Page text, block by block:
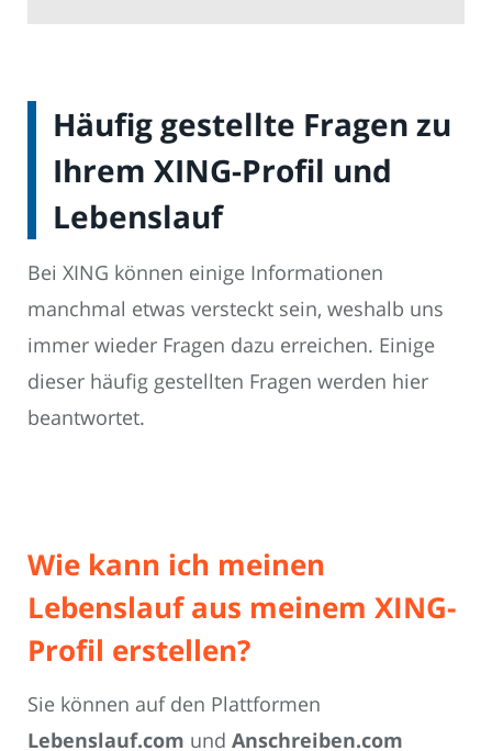
Häufig gestellte Fragen zu
Ihrem XING-Profil und
Lebenslauf
Bei XING können einige Informationen
manchmal etwas versteckt sein, weshalb uns
immer wieder Fragen dazu erreichen. Einige
dieser häufig gestellten Fragen werden hier
beantwortet.
Wie kann ich meinen
Lebenslauf aus meinem XING-
Profil erstellen?
Sie können auf den Plattformen
Lebenslauf.com und Anschreiben.com